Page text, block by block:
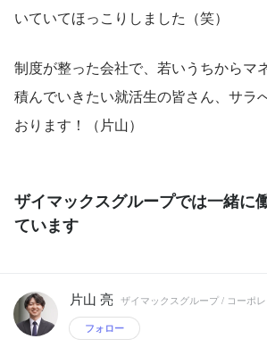
いていてほっこりしました（笑）
制度が整った会社で、若いうちからマ
積んでいきたい就活生の皆さん、サラ
おります！（片山）
ザイマックスグループでは一緒に
ています
片山 亮 ザイマックスグループ / コーポ
フォロー